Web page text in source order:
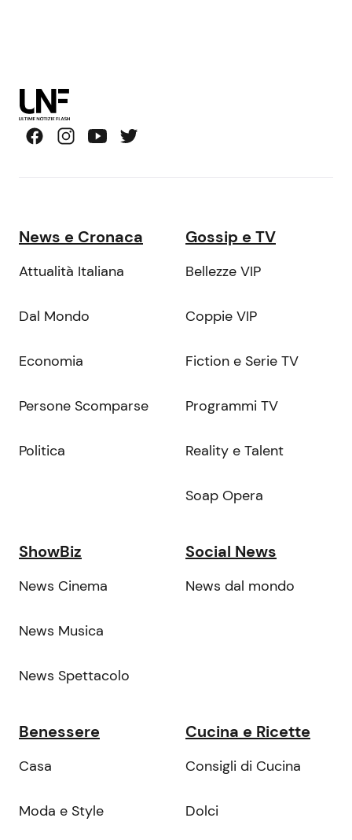
News e Cronaca
Attualità Italiana
Dal Mondo
Economia
Persone Scomparse
Politica
Gossip e TV
Bellezze VIP
Coppie VIP
Fiction e Serie TV
Programmi TV
Reality e Talent
Soap Opera
ShowBiz
News Cinema
News Musica
News Spettacolo
Social News
News dal mondo
Benessere
Casa
Moda e Style
Cucina e Ricette
Consigli di Cucina
Dolci